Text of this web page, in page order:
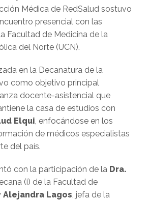
Médica de RedSalud sostuvo
presencial con las
Facultad de Medicina de la
del Norte (UCN).
en la Decanatura de la
como objetivo principal
docente-asistencial que
la casa de estudios con
Elqui, enfocándose en los
de médicos especialistas
del país.
con la participación de la Dra.
(i) de la Facultad de
Alejandra Lagos, jefa de la